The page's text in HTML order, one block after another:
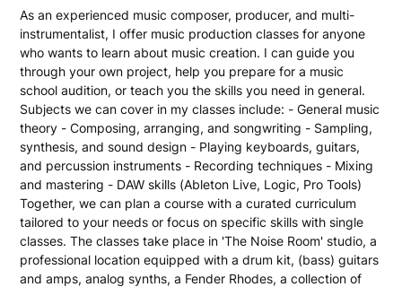
As an experienced music composer, producer, and multi-
instrumentalist, I offer music production classes for anyone
who wants to learn about music creation. I can guide you
through your own project, help you prepare for a music
school audition, or teach you the skills you need in general.
Subjects we can cover in my classes include: - General music
theory - Composing, arranging, and songwriting - Sampling,
synthesis, and sound design - Playing keyboards, guitars,
and percussion instruments - Recording techniques - Mixing
and mastering - DAW skills (Ableton Live, Logic, Pro Tools)
Together, we can plan a course with a curated curriculum
tailored to your needs or focus on specific skills with single
classes. The classes take place in 'The Noise Room' studio, a
professional location equipped with a drum kit, (bass) guitars
and amps, analog synths, a Fender Rhodes, a collection of